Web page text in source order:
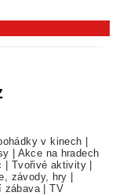
v kinech
Akce na hradech
Tvořivé aktivity
závody, hry
zábava|TV